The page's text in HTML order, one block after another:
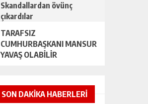
Skandallardan övünç
çıkardılar
TARAFSIZ
CUMHURBAŞKANI MANSUR
YAVAŞ OLABİLİR
SON DAKİKA HABERLERİ